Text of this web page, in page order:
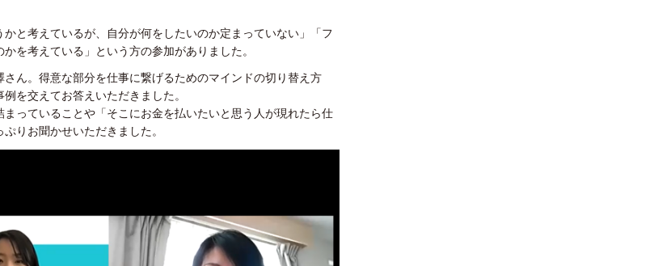
と考えているが、自分が何をしたいのか定まっていない」「フ
を考えている」という方の参加がありました。
ん。得意な部分を仕事に繋げるためのマインドの切り替え方
を交えてお答えいただきました。
っていることや「そこにお金を払いたいと思う人が現れたら仕
りお聞かせいただきました。